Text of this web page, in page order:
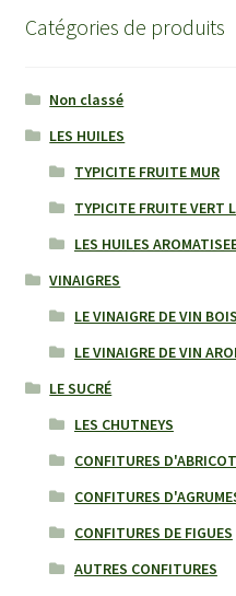
Catégories de produits
Non classé
LES HUILES
TYPICITE FRUITE MUR
TYPICITE FRUITE VERT
LES HUILES
VINAIGRES
LE VINAIGRE DE VIN
LE VINAIGRE DE VIN
LE SUCRÉ
LES CHUTNEYS
CONFITURES
CONFITURES
CONFITURES DE FIGUES
AUTRES CONFITURES